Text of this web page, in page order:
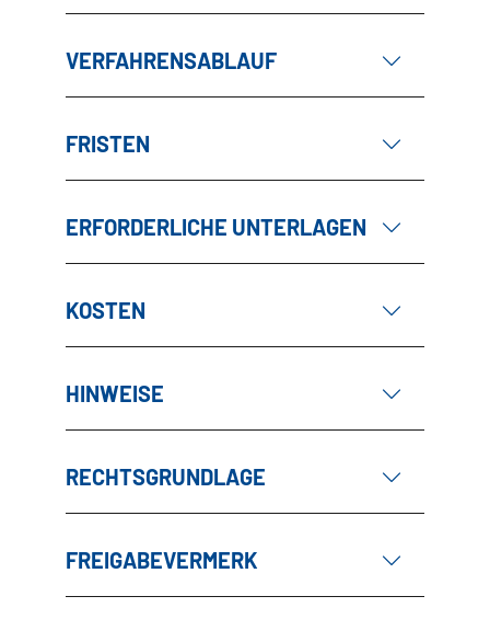
VERFAHRENSABLAUF
FRISTEN
ERFORDERLICHE UNTERLAGEN
KOSTEN
HINWEISE
RECHTSGRUNDLAGE
FREIGABEVERMERK